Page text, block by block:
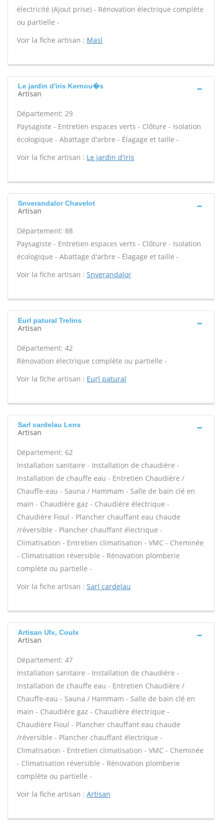
électricité (Ajout prise) - Rénovation électrique complète
ou partielle -
Voir la fiche artisan : Masl
Le jardin d'iris Kernou�s
Artisan
Département: 29
Paysagiste - Entretien espaces verts - Clôture - Isolation
écologique - Abattage d'arbre - Élagage et taille -
Voir la fiche artisan : Le jardin d'iris
Snverandalor Chavelot
Artisan
Département: 88
Paysagiste - Entretien espaces verts - Clôture - Isolation
écologique - Abattage d'arbre - Élagage et taille -
Voir la fiche artisan : Snverandalor
Eurl patural Trelins
Artisan
Département: 42
Rénovation électrique complète ou partielle -
Voir la fiche artisan : Eurl patural
Sarl cardelau Lens
Artisan
Département: 62
Installation sanitaire - Installation de chaudière -
Installation de chauffe eau - Entretien Chaudière /
Chauffe-eau - Sauna / Hammam - Salle de bain clé en
main - Chaudière gaz - Chaudière électrique -
Chaudière Fioul - Plancher chauffant eau chaude
/réversible - Plancher chauffant électrique -
Climatisation - Entretien climatisation - VMC - Cheminée
- Climatisation réversible - Rénovation plomberie
complète ou partielle -
Voir la fiche artisan : Sarl cardelau
Artisan Ulx, Coulx
Artisan
Département: 47
Installation sanitaire - Installation de chaudière -
Installation de chauffe eau - Entretien Chaudière /
Chauffe-eau - Sauna / Hammam - Salle de bain clé en
main - Chaudière gaz - Chaudière électrique -
Chaudière Fioul - Plancher chauffant eau chaude
/réversible - Plancher chauffant électrique -
Climatisation - Entretien climatisation - VMC - Cheminée
- Climatisation réversible - Rénovation plomberie
complète ou partielle -
Voir la fiche artisan : Artisan